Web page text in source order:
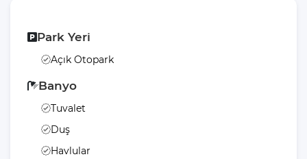
Park Yeri
Açık Otopark
Banyo
Tuvalet
Duş
Havlular